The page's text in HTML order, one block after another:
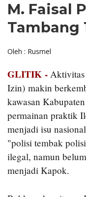
M. Faisal
Tambang
Oleh : Rusmel
GLITIK - Aktivitas
Izin) makin
kawasan
permainan praktik
menjadi isu
"polisi tembak
ilegal, namun
menjadi Kapok.